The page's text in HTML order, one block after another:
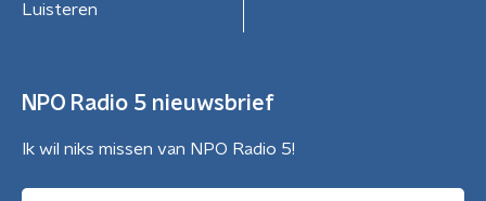
Luisteren
NPO Radio 5 nieuwsbrief
Ik wil niks missen van NPO Radio 5!